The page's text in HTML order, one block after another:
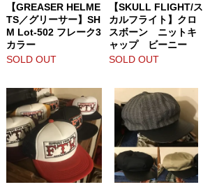
【GREASER HELME
TS／グリーサー】SH
M Lot-502 フレーク3
カラー
SOLD OUT
【SKULL FLIGHT/ス
カルフライト】クロ
スボーン ニットキ
ャップ ビーニー
SOLD OUT